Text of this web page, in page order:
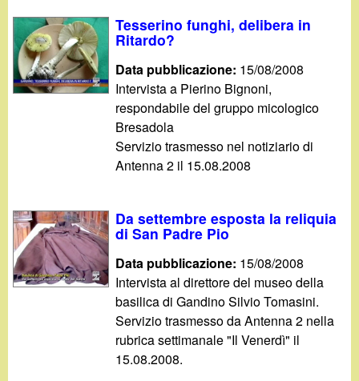
o
.
i
Tesserino funghi, delibera in
Ritardo?
Data pubblicazione: 15/08/2008
Intervista a Pierino Bignoni,
respondabile del gruppo micologico
Bresadola
Servizio trasmesso nel notiziario di
Antenna 2 il 15.08.2008
Da settembre esposta la reliquia
di San Padre Pio
Data pubblicazione: 15/08/2008
Intervista al direttore del museo della
basilica di Gandino Silvio Tomasini.
Servizio trasmesso da Antenna 2 nella
rubrica settimanale "Il Venerdì" il
15.08.2008.